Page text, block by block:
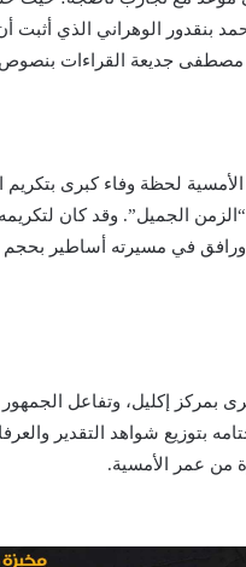
بنقدور الوهراني الذي أثبت
مصطفى جديعة القراءات
لحظة وفاء كبرى بتكريم
الجميل”. وقد كان
ورافق في مسيرته أساطير
بمركز إكليل، وتفاعل
بتوزيع شواهد التقدير
من عمر الأمسية.